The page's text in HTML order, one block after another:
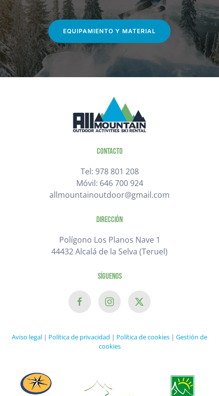
EQUIPAMIENTO Y MATERIAL
Contacto
Tel: 978 801 208
Móvil: 646 700 924
allmountainoutdoor@gmail.com
Dirección
Polígono Los Planos Nave 1
44432 Alcalá de la Selva (Teruel)
Síguenos
Aviso legal | Política de privacidad | Política de cookies | Gestión de
cookies